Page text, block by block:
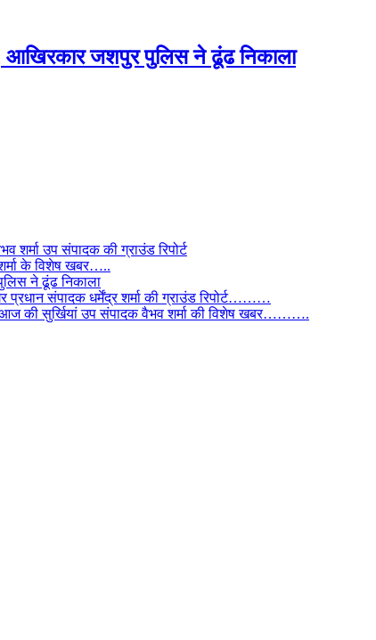
जशपुर पुलिस ने ढूंढ निकाला
उप संपादक की ग्राउंड रिपोर्ट
के विशेष खबर…..
ने ढूंढ निकाला
संपादक धर्मेंद्र शर्मा की ग्राउंड रिपोर्ट………
आज की सुर्खियां उप संपादक वैभव शर्मा की विशेष खबर……….